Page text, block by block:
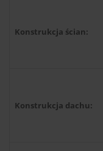
Konstrukcja ścian:
Konstrukcja dachu: